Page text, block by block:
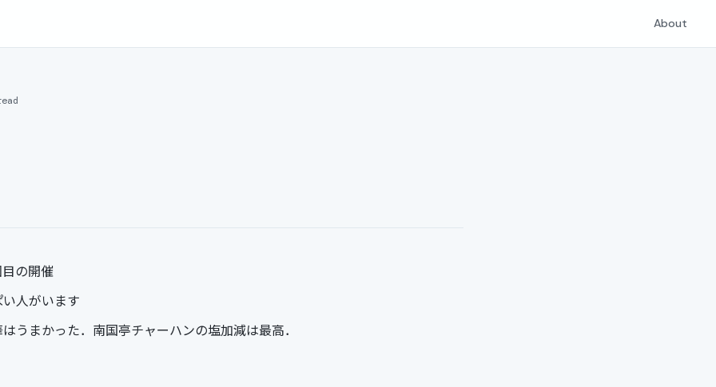
About
の開催
人がいます
うまかった．南国亭チャーハンの塩加減は最高．